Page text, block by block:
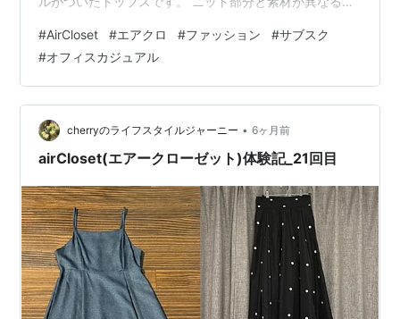
ちらは着用せず。 （２）ギンガムチェック？スカート 説
明書きには何も書いていなかったのですが、たぶんリバ
ーシブルなスカートです。 写真に写しているのは、ベー
ジュ色の地に対して黒のボーダーに見えるのですが 裏返
すと、チャコールグレーの地に対して、黒のストライプ
に見えました。…
#AirCloset #エアクロ #ファッション #サブスク
#オフィスカジュアル
cherryのライフスタイルジャーニー • 6ヶ月前
airCloset(エアークローゼット)体験記_21回目